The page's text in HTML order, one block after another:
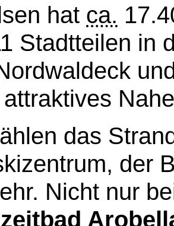
hat ca.
Stadtteilen in
das
der
Nicht nur